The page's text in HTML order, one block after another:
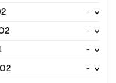
-
-
-
-